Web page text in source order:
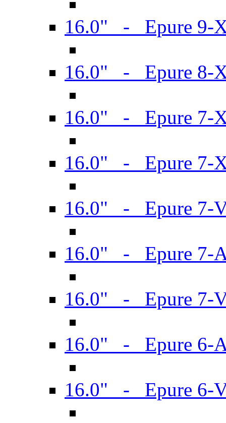
16.0" - Epure 9-
16.0" - Epure 8-
16.0" - Epure 7-
16.0" - Epure 7-
16.0" - Epure 7-
16.0" - Epure 7-
16.0" - Epure 7-
16.0" - Epure 6-
16.0" - Epure 6-